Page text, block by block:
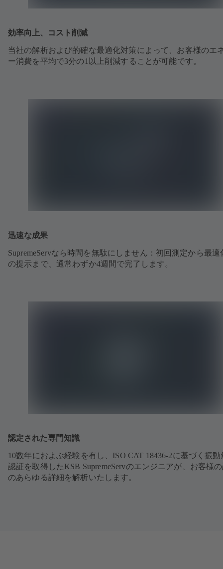
効率向上、コスト削減
当社の解析および的確な最適化対策によって、お客様のエ
ー消費を平均で3分の1以上削減することが可能です。
迅速な成果
SupremeServなら時間を無駄にしません：初回測定から最適
の提示まで、通常わずか4週間で完了します。
認定された専門知識
10数年におよぶ経験を有し、ISO CAT 18436-2に基づく振動
認証を取得したKSB SupremeServのエンジニアが、お客様
のあらゆる詳細を解析いたします。